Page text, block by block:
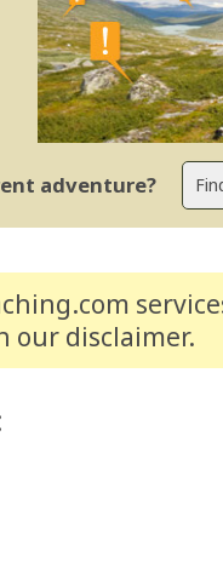
adventure?
our disclaimer.